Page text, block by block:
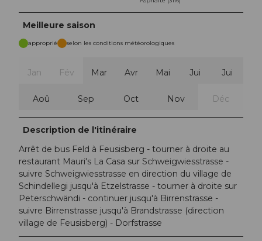
Meilleure saison
approprié selon les conditions météorologiques
Jan Fév Mar Avr Mai Jui Jui
Aoû Sep Oct Nov Déc
Description de l'itinéraire
Arrêt de bus Feld à Feusisberg - tourner à droite au
restaurant Mauri's La Casa sur Schweigwiesstrasse -
suivre Schweigwiesstrasse en direction du village de
Schindellegi jusqu'à Etzelstrasse - tourner à droite sur
Peterschwändi - continuer jusqu'à Birrenstrasse -
suivre Birrenstrasse jusqu'à Brandstrasse (direction
village de Feusisberg) - Dorfstrasse